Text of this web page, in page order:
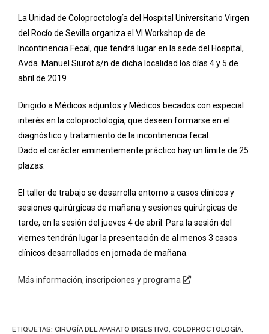
La Unidad de Coloproctología del Hospital Universitario Virgen
del Rocío de Sevilla organiza el VI Workshop de de
Incontinencia Fecal, que tendrá lugar en la sede del Hospital,
Avda. Manuel Siurot s/n de dicha localidad los días 4 y 5 de
abril de 2019
Dirigido a Médicos adjuntos y Médicos becados con especial
interés en la coloproctología, que deseen formarse en el
diagnóstico y tratamiento de la incontinencia fecal.
Dado el carácter eminentemente práctico hay un límite de 25
plazas.
El taller de trabajo se desarrolla entorno a casos clínicos y
sesiones quirúrgicas de mañana y sesiones quirúrgicas de
tarde, en la sesión del jueves 4 de abril. Para la sesión del
viernes tendrán lugar la presentación de al menos 3 casos
clínicos desarrollados en jornada de mañana.
Más información, inscripciones y programa
ETIQUETAS: CIRUGÍA DEL APARATO DIGESTIVO, COLOPROCTOLOGÍA,